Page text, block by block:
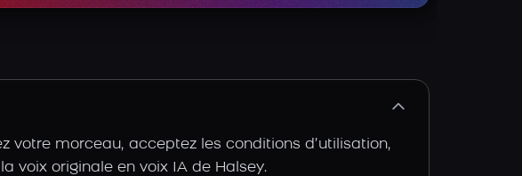
votre morceau, acceptez les conditions d’utilisation,
voix originale en voix IA de Halsey.